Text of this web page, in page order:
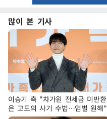
많이 본 기사
이승기 측 "차가원 전세금 미반환
은 고도의 사기 수법…엄벌 원해"